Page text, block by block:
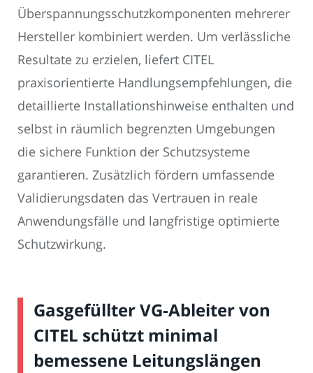
Überspannungsschutzkomponenten mehrerer
Hersteller kombiniert werden. Um verlässliche
Resultate zu erzielen, liefert CITEL
praxisorientierte Handlungsempfehlungen, die
detaillierte Installationshinweise enthalten und
selbst in räumlich begrenzten Umgebungen
die sichere Funktion der Schutzsysteme
garantieren. Zusätzlich fördern umfassende
Validierungsdaten das Vertrauen in reale
Anwendungsfälle und langfristige optimierte
Schutzwirkung.
Gasgefüllter VG-Ableiter von
CITEL schützt minimal
bemessene Leitungslängen